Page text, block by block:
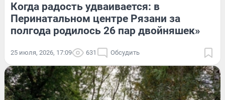
Когда радость удваивается: в
Перинатальном центре Рязани за
полгода родилось 26 пар двойняшек»
25 июля, 2026, 17:09 631 Обсудить